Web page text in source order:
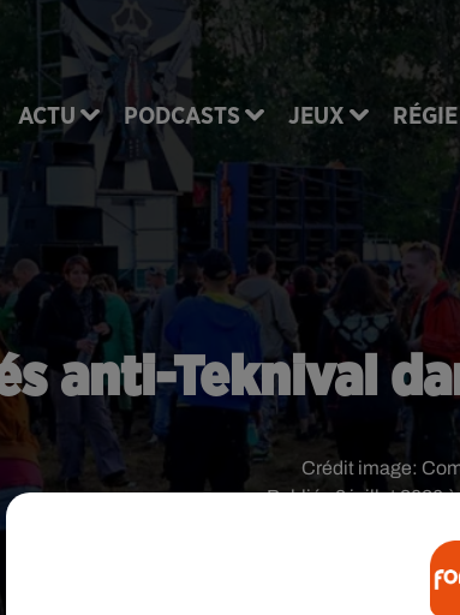
ACTU PODCASTS JEUX
anti-Teknival
Publié : 8 juillet 2020
Crédit image: